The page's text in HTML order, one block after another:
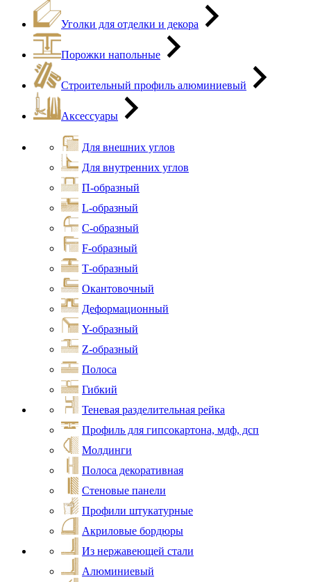
Уголки для отделки и декора
Порожки напольные
Строительный профиль алюминиевый
Аксессуары
Для внешних углов
Для внутренних углов
П-образный
L-образный
С-образный
F-образный
Т-образный
Окантовочный
Деформационный
Y-образный
Z-образный
Полоса
Гибкий
Теневая разделительная рейка
Профиль для гипсокартона, мдф, дсп
Молдинги
Полоса декоративная
Стеновые панели
Профили штукатурные
Акриловые бордюры
Из нержавеющей стали
Алюминиевый